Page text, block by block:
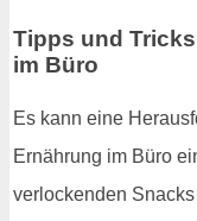
Tipps und
im Büro
Es kann eine
Ernährung im Büro
verlockenden